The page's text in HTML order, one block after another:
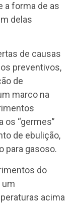
a forma de as
delas
de causas
preventivos,
de
marco na
os “germes”
de ebulição,
para gasoso.
do
um
acima